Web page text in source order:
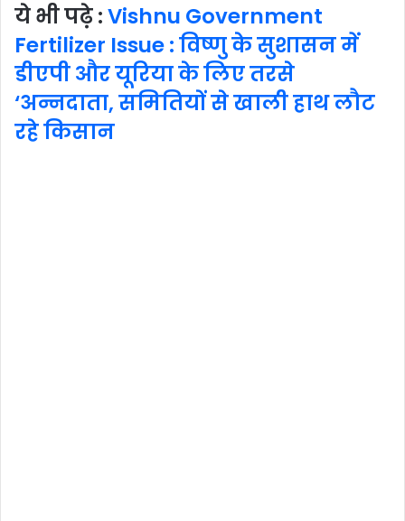
ये भी पढ़े :Vishnu Government
Fertilizer Issue : विष्णु के सुशासन में
डीएपी और यूरिया के लिए तरसे
‘अन्नदाता, समितियों से खाली हाथ लौट
रहे किसान